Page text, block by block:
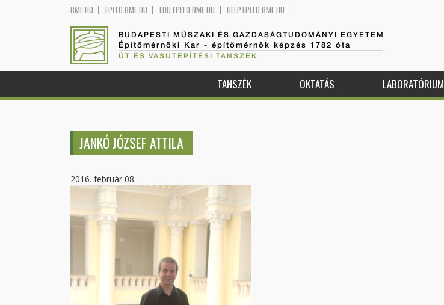
BME.HU EPITO.BME.HU EDU.EPITO.BME.HU HELP.EPITO.BME.HU
BUDAPESTI MŰSZAKI ÉS GAZDASÁGTUDOMÁNYI EGYETEM
Építőmérnöki Kar - építőmérnök képzés 1782 óta
ÚT ÉS VASÚTÉPÍTÉSI TANSZÉK
TANSZÉK OKTATÁS LABORATÓRIUM
JANKÓ JÓZSEF ATTILA
2016. február 08.